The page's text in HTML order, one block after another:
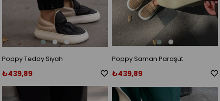
Poppy Teddy Siyah
₺439,89
Poppy Saman Paraşüt
₺439,89